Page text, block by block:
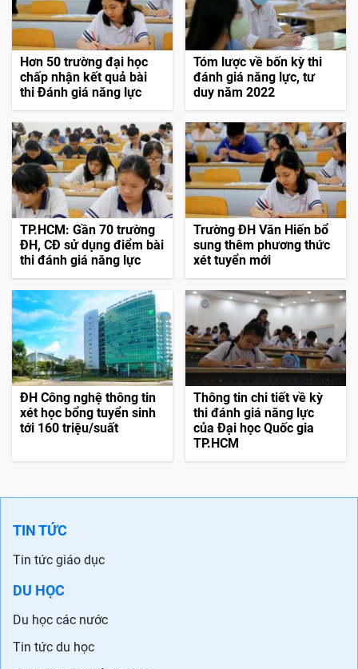
Hơn 50 trường đại học
chấp nhận kết quả bài
thi Đánh giá năng lực
Tóm lược về bốn kỳ thi
đánh giá năng lực, tư
duy năm 2022
TP.HCM: Gần 70 trường
ĐH, CĐ sử dụng điểm bài
thi đánh giá năng lực
Trường ĐH Văn Hiến bổ
sung thêm phương thức
xét tuyển mới
ĐH Công nghệ thông tin
xét học bổng tuyển sinh
tới 160 triệu/suất
Thông tin chi tiết về kỳ
thi đánh giá năng lực
của Đại học Quốc gia
TP.HCM
TIN TỨC
Tin tức giáo dục
DU HỌC
Du học các nước
Tin tức du học